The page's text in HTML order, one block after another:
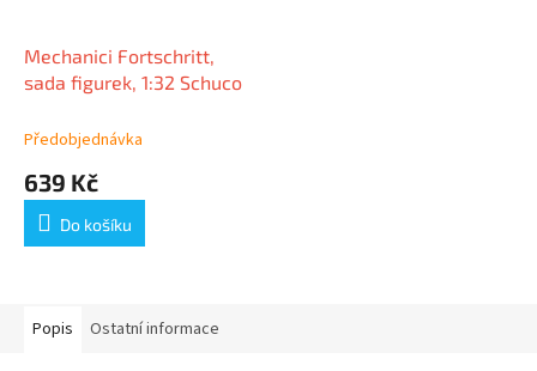
Mechanici Fortschritt,
sada figurek, 1:32 Schuco
Předobjednávka
639 Kč
Do košíku
Popis Ostatní informace